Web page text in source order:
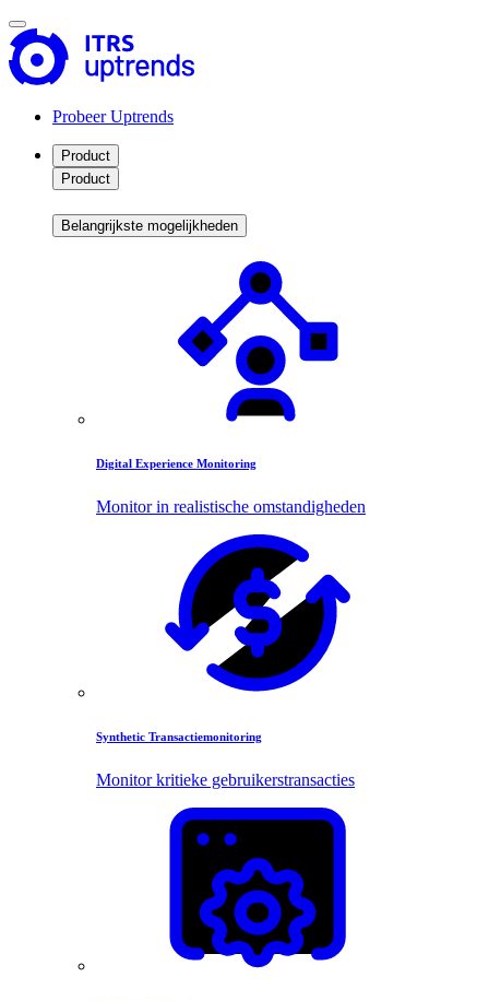
Probeer Uptrends
Product
Product
Belangrijkste mogelijkheden
Digital Experience Monitoring
Monitor in realistische omstandigheden
Synthetic Transactiemonitoring
Monitor kritieke gebruikerstransacties